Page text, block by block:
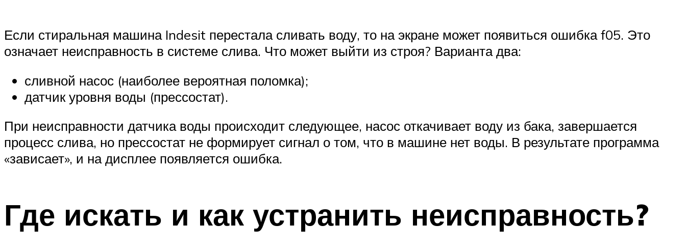
Если стиральная машина Indesit перестала сливать воду, то на экране может появиться ошибка f05. Это
означает неисправность в системе слива. Что может выйти из строя? Варианта два:
сливной насос (наиболее вероятная поломка);
датчик уровня воды (прессостат).
При неисправности датчика воды происходит следующее, насос откачивает воду из бака, завершается
процесс слива, но прессостат не формирует сигнал о том, что в машине нет воды. В результате программа
«зависает», и на дисплее появляется ошибка.
Где искать и как устранить неисправность?